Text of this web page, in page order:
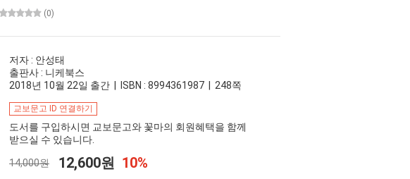
(0)
저자 : 안성태
출판사 : 니케북스
2018년 10월 22일 출간 | ISBN : 8994361987 | 248쪽
교보문고 ID 연결하기
도서를 구입하시면 교보문고와 꽃마의 회원혜택을 함께
받으실 수 있습니다.
14,000원 12,600원 10%